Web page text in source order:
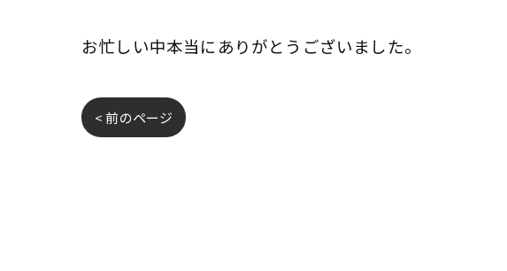
お忙しい中本当にありがとうございました。
< 前のページ